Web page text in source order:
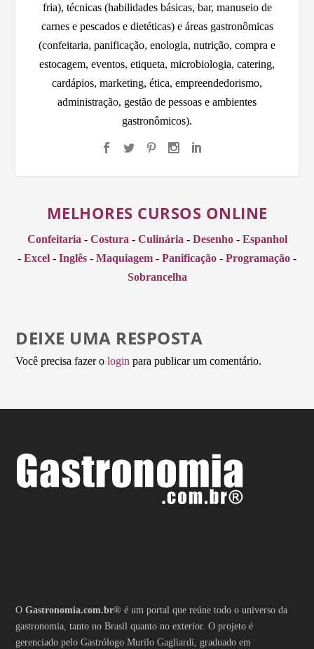
fria), técnicas (habilidades básicas, bar, manuseio de
carnes e pescados e dietéticas) e áreas gastronômicas
(confeitaria, panificação, enologia, nutrição, compra e
estocagem, eventos, etiqueta, microbiologia, catering,
cardápios, marketing, ética, empreendedorismo,
administração, gestão de pessoas e ambientes
gastronômicos).
MELHORES CURSOS ONLINE
Confeitaria - Costura - Culinária - Desenho- Espanhol
- Excel - Inglês - Maquiagem - Panificação - Programação -
Sobrancelha
DEIXE UMA RESPOSTA
Você precisa fazer ologin para publicar um comentário.
OGastronomia.com.br® é um portal que reúne todo o universo da
gastronomia, tanto no Brasil quanto no exterior. O projeto é
gerenciado pelo Gastrólogo Murilo Gagliardi, graduado em